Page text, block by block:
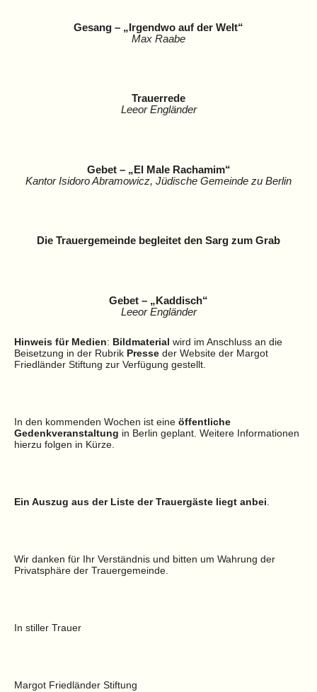
Gesang – „Irgendwo auf der Welt“
Max Raabe
Trauerrede
Leeor Engländer
Gebet – „El Male Rachamim“
Kantor Isidoro Abramowicz, Jüdische Gemeinde zu Berlin
Die Trauergemeinde begleitet den Sarg zum Grab
Gebet – „Kaddisch“
Leeor Engländer
Hinweis für Medien: Bildmaterial wird im Anschluss an die
Beisetzung in der Rubrik Presse der Website der Margot
Friedländer Stiftung zur Verfügung gestellt.
In den kommenden Wochen ist eine öffentliche
Gedenkveranstaltung in Berlin geplant. Weitere Informationen
hierzu folgen in Kürze.
Ein Auszug aus der Liste der Trauergäste liegt anbei
Wir danken für Ihr Verständnis und bitten um Wahrung der
Privatsphäre der Trauergemeinde.
In stiller Trauer
Margot Friedländer Stiftung